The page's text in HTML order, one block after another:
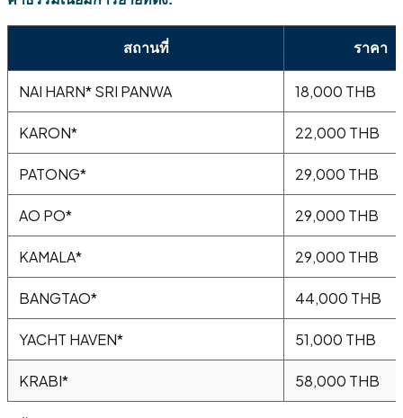
สถานที่ ราคา
NAI HARN* SRI PANWA 18,000 THB
KARON* 22,000 THB
PATONG* 29,000 THB
AO PO* 29,000 THB
KAMALA* 29,000 THB
BANGTAO* 44,000 THB
YACHT HAVEN* 51,000 THB
KRABI* 58,000 THB